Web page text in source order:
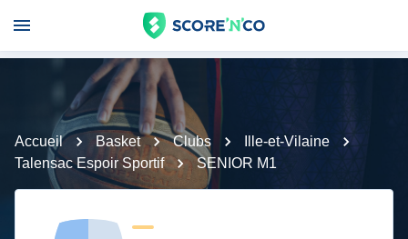
Accueil Basket Clubs
Ille-et-Vilaine
Talensac Espoir Sportif
SENIOR M1